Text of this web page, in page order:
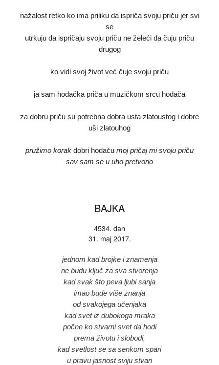
nažalost retko ko ima priliku da ispriča svoju priču jer svi
se
utrkuju da ispričaju svoju priču ne želeći da čuju priču
drugog
ko vidi svoj život već čuje svoju priču
ja sam hodačka priča u muzičkom srcu hodača
za dobru priču su potrebna dobra usta zlatoustog i dobre
uši zlatouhog
pružimo korak dobri hodaču moj pričaj mi svoju priču
sav sam se u uho pretvorio
BAJKA
4534. dan
31. maj 2017.
jednom kad brojke i znamenja
ne budu ključ za sva stvorenja
kad svak što peva ljubi sanja
imao bude više znanja
od svakojega učenjaka
kad svet iz dubokoga mraka
počne ko stvarni svet da hodi
prema životu i slobodi,
kad svetlost se sa senkom spari
u pravu jasnost sviju stvari